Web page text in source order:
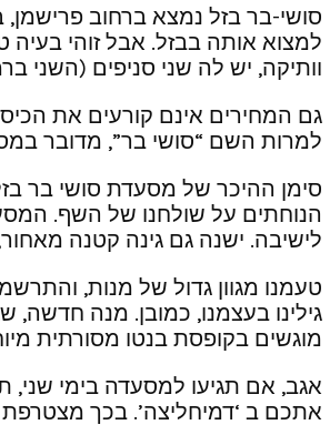
סושי-בר בזל נמצא ברחוב פרישמן,
למצוא אותה בבזל. אבל זוהי
וותיקה, יש לה שני סניפים (השני
למרות השם “סושי בר”, מדובר
סימן ההיכר של מסעדת סושי בר
הנוחתים על שולחנו של השף.
לישיבה. ישנה גם גינה קטנה
טעמנו מגוון גדול של מנות,
גילינו בעצמנו, כמובן. מנה
מוגשים בקופסת בנטו מסורתית מיוחדת
אגב, אם תגיעו למסעדה בימי
אתכם ב ‘דמיחליצה’. בכך